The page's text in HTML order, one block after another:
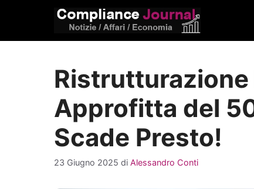
Approfitta del
Scade Presto!
23 Giugno 2025 di Alessandro Conti